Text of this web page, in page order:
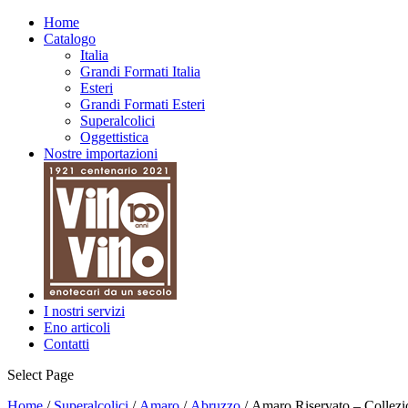
Home
Catalogo
Italia
Grandi Formati Italia
Esteri
Grandi Formati Esteri
Superalcolici
Oggettistica
Nostre importazioni
I nostri servizi
Eno articoli
Contatti
Select Page